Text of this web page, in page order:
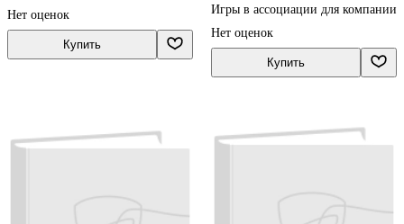
Нет оценок
Купить
Игры в ассоциации для компании
Нет оценок
Купить